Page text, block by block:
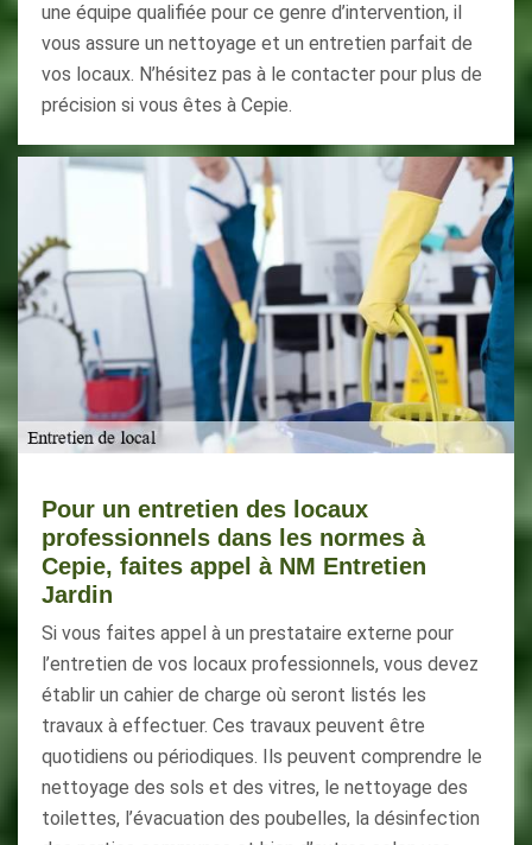
une équipe qualifiée pour ce genre d’intervention, il
vous assure un nettoyage et un entretien parfait de
vos locaux. N’hésitez pas à le contacter pour plus de
précision si vous êtes à Cepie.
Pour un entretien des locaux
professionnels dans les normes à
Cepie, faites appel à NM Entretien
Jardin
Si vous faites appel à un prestataire externe pour
l’entretien de vos locaux professionnels, vous devez
établir un cahier de charge où seront listés les
travaux à effectuer. Ces travaux peuvent être
quotidiens ou périodiques. Ils peuvent comprendre le
nettoyage des sols et des vitres, le nettoyage des
toilettes, l’évacuation des poubelles, la désinfection